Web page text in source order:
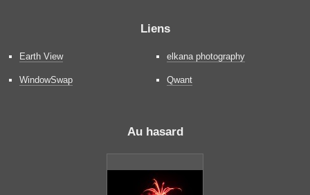
Liens
Earth View
WindowSwap
elkana photography
Qwant
Au hasard